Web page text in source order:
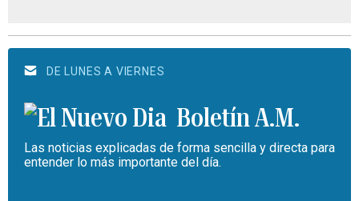
DE LUNES A VIERNES
Boletín A.M.
Las noticias explicadas de forma sencilla y directa para
entender lo más importante del día.